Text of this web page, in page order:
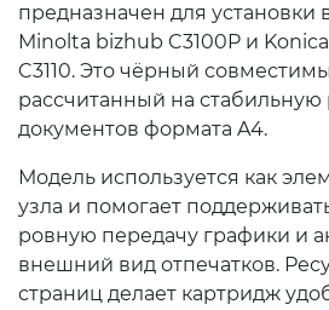
предназначен для установки
Minolta bizhub C3100P и
C3110. Это чёрный
рассчитанный на стабильную
документов формата A4.
Модель используется как
узла и помогает
ровную передачу графики и
внешний вид отпечатков.
страниц делает картридж